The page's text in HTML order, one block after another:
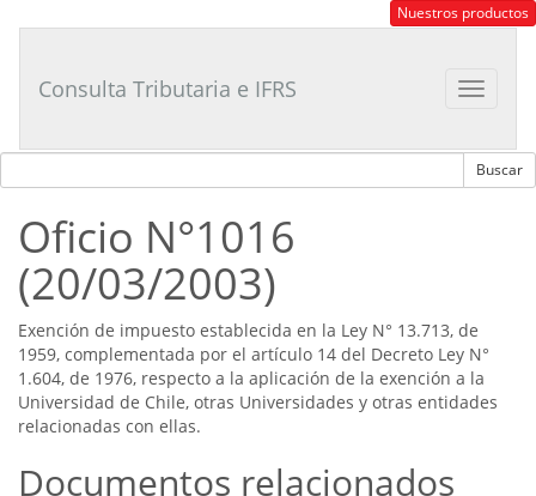
Tributario
Nuestros productos
Toggle
Consulta Tributaria e IFRS
Oficio N°1016
(20/03/2003)
Exención de impuesto establecida en la Ley N° 13.713, de
1959, complementada por el artículo 14 del Decreto Ley N°
1.604, de 1976, respecto a la aplicación de la exención a la
Universidad de Chile, otras Universidades y otras entidades
relacionadas con ellas.
Documentos relacionados